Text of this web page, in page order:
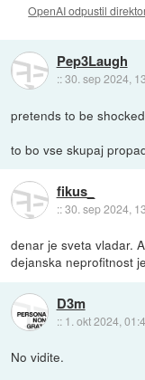
OpenAI odpustil
Pep3Laugh
::30. sep 2024,
pretends to be
to bo vse skupaj
fikus_
::30. sep 2024,
denar je sveta vladar.
dejanska neprofitnost
D3m
:: 1. okt 2024,
No vidite.